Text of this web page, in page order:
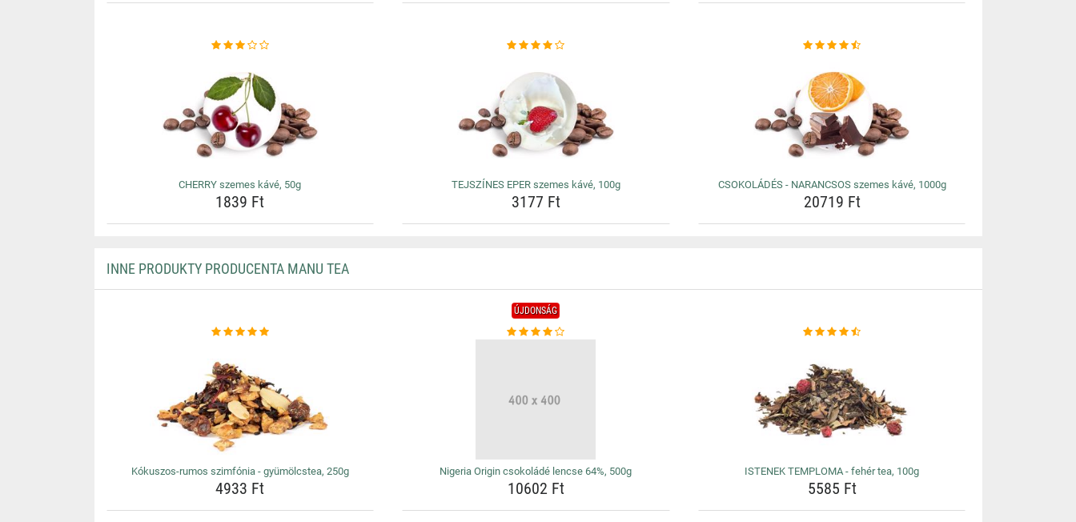
CHERRY szemes kávé, 50g
1839 Ft
TEJSZÍNES EPER szemes kávé, 100g
3177 Ft
CSOKOLÁDÉS - NARANCSOS szemes kávé, 1000g
20719 Ft
INNE PRODUKTY PRODUCENTA MANU TEA
Kókuszos-rumos szimfónia - gyümölcstea, 250g
4933 Ft
ÚJDONSÁG
Nigeria Origin csokoládé lencse 64%, 500g
10602 Ft
ISTENEK TEMPLOMA - fehér tea, 100g
5585 Ft